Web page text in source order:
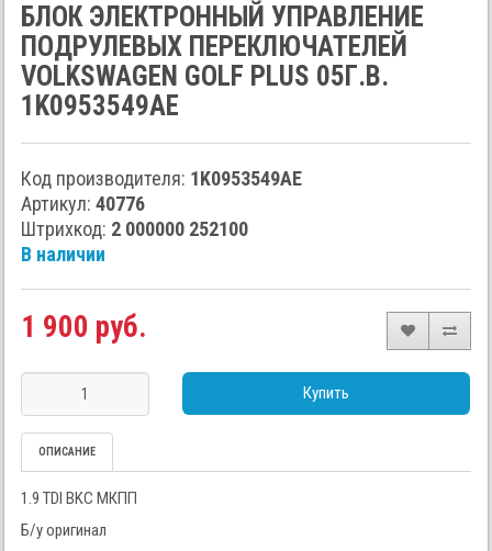
БЛОК ЭЛЕКТРОННЫЙ УПРАВЛЕНИЕ
ПОДРУЛЕВЫХ ПЕРЕКЛЮЧАТЕЛЕЙ
VOLKSWAGEN GOLF PLUS 05Г.В.
1K0953549AE
Код производителя: 1K0953549AE
Артикул:40776
Штрихкод: 2 000000 252100
В наличии
1 900 руб.
Купить
ОПИСАНИЕ
1.9 TDI BKC МКПП
Б/у оригинал